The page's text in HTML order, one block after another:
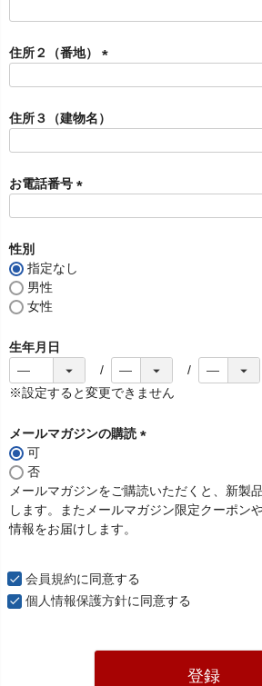
)
住所２（番地）
須
)
住所３（建物名）
お電話番号
性別
指定なし
男性
女性
生年月日
※設定すると変更できません
メールマガジンの購読
須
)
可
否
メールマガジンをご購読いただくと、新製
します。またメールマガジン限定クーポン
情報をお届けします。
会員規約に同意する
個人情報保護方針に同意する
登録